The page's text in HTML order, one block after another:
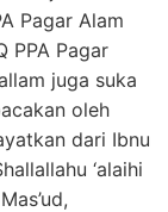
Pagar Alam
PPA Pagar
juga suka
oleh
dari Ibnu
‘alaihi